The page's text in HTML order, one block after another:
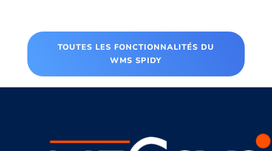
TOUTES LES FONCTIONNALITÉS DU
WMS SPIDY